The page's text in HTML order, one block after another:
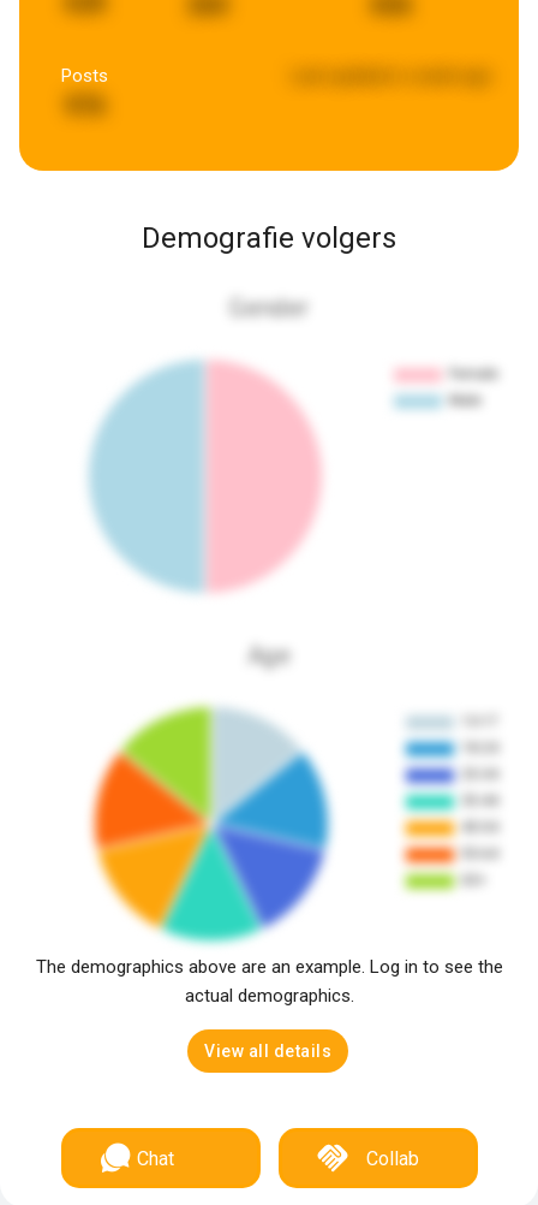
Posts
Demografie volgers
Gender
Age
The demographics above are an example. Log in to see the
actual demographics.
View all details
Chat Collab